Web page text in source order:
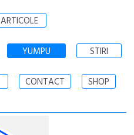
ARTICOLE
YUMPU STIRI
CONTACT SHOP